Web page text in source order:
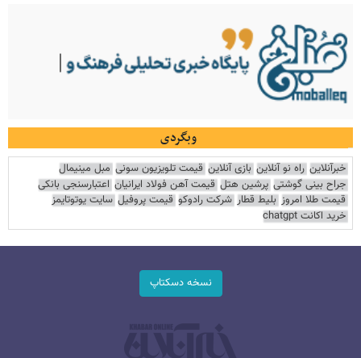
وبگردی
خبرآنلاین راه نو آنلاین بازی آنلاین قیمت تلویزیون سونی مبل مینیمال
جراح بینی گوشتی پرشین هتل قیمت آهن فولاد ایرانیان اعتبارسنجی بانکی
قیمت طلا امروز بلیط قطار شرکت رادوکو قیمت پروفیل سایت یوتوتایمز
خرید اکانت chatgpt
نسخه دسکتاپ